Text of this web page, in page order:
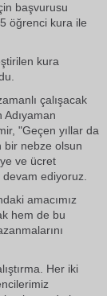
başvurusu
öğrenci kura ile
kura
çalışacak
"Geçen yıllar da
bir nebze olsun
ve ücret
devam ediyoruz.
amacımız
hem de bu
Her iki